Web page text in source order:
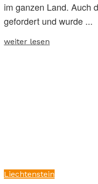
im ganzen Land. Auch
gefordert und wurde ...
weiter lesen
Liechtenstein